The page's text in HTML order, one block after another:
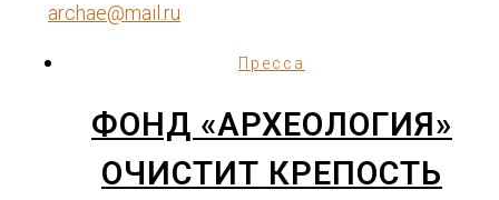
archae@mail.ru
Пресса
ФОНД «АРХЕОЛОГИЯ»
ОЧИСТИТ КРЕПОСТЬ